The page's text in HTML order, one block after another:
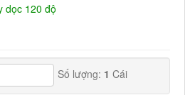
dọc 120 độ
Số lượng: 1 Cái